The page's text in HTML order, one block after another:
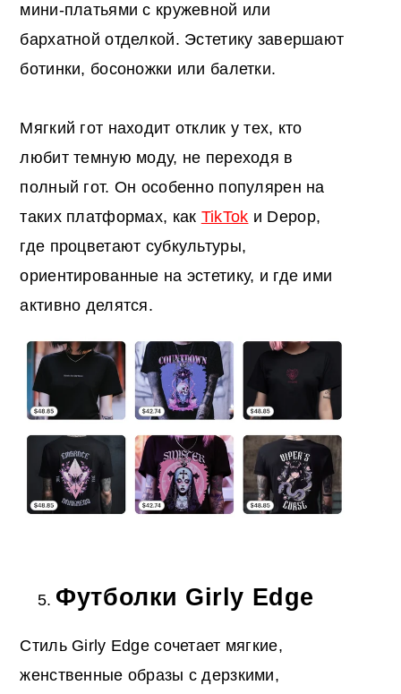
мини-платьями с кружевной или
бархатной отделкой. Эстетику завершают
ботинки, босоножки или балетки.
Мягкий гот находит отклик у тех, кто
любит темную моду, не переходя в
полный гот. Он особенно популярен на
таких платформах, как TikTok и Depop,
где процветают субкультуры,
ориентированные на эстетику, и где ими
активно делятся.
Футболки Girly Edge
Стиль Girly Edge сочетает мягкие,
женственные образы с дерзкими,